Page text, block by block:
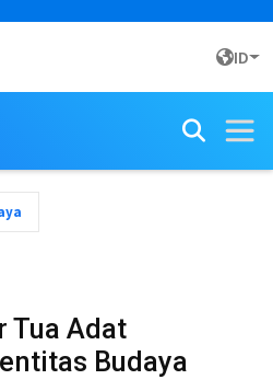
ID
Tua Adat
Budaya